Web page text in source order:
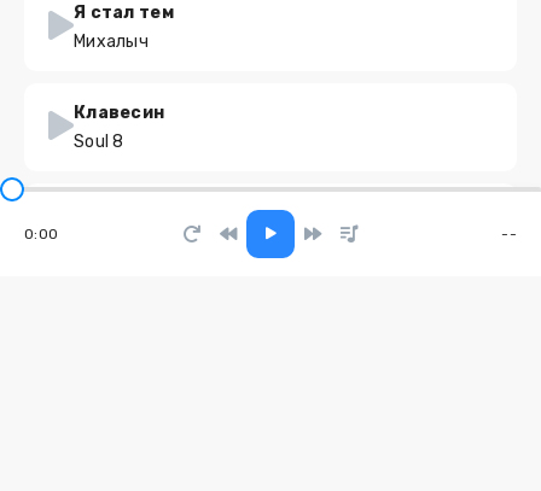
Я стал тем
Михалыч
Клавесин
Soul 8
Мало мало мало малоооооо
0:00 --